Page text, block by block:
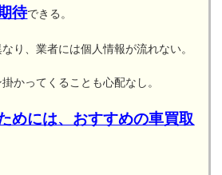
待できる。
り、業者には個人情報が流れない。
かってくることも心配なし。
めには、おすすめの車買取